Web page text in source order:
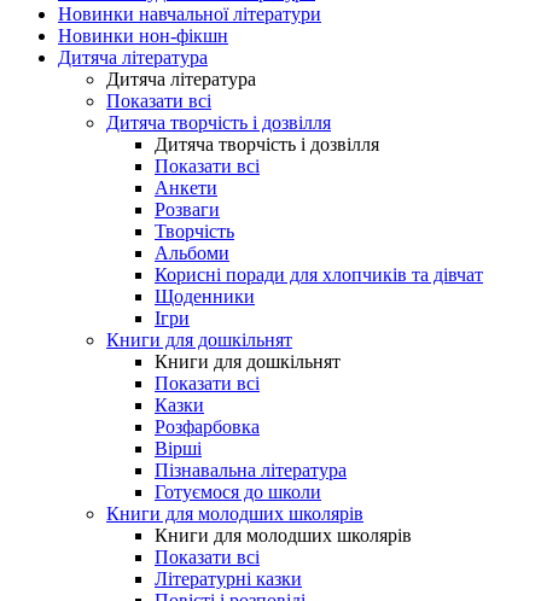
Новинки навчальної літератури
Новинки нон-фікшн
Дитяча література
Дитяча література
Показати всі
Дитяча творчість і дозвілля
Дитяча творчість і дозвілля
Показати всі
Анкети
Розваги
Творчість
Альбоми
Корисні поради для хлопчиків та дівчат
Щоденники
Ігри
Книги для дошкільнят
Книги для дошкільнят
Показати всі
Казки
Розфарбовка
Вірші
Пізнавальна література
Готуємося до школи
Книги для молодших школярів
Книги для молодших школярів
Показати всі
Літературні казки